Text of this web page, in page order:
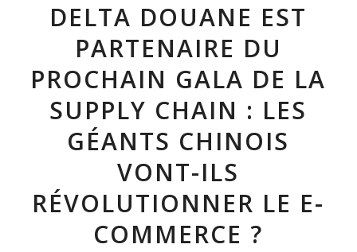
DELTA DOUANE EST
PARTENAIRE DU
PROCHAIN GALA DE LA
SUPPLY CHAIN : LES
GÉANTS CHINOIS
VONT-ILS
RÉVOLUTIONNER LE E-
COMMERCE ?